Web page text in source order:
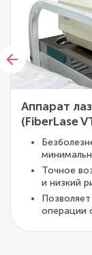
Аппарат
(FiberLase
Точное
и низкий
операции